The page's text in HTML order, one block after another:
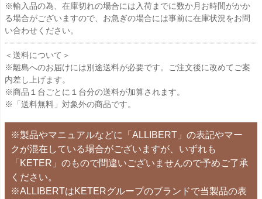
※輸入品の為、在庫切れの場合には入荷までに数か月お時間がかか
る場合がございますので、お急ぎの場合には事前に在庫状況をお問
い合わせください。
＜送料について＞
※離島へのお届けには別途送料が必要です。ご注文後に改めてご案
内差し上げます。
※商品１台ごとに１台分の送料が加算されます。
※「送料無料」対象外の商品です。
※製品やマニュアルなどに「ALLIBERT」の表記やマー
クが混在している場合がございますが、いずれも
「KETER」のもので間違いございませんので予めご了承
ください。
※ALLIBERTはKETERグループのブランドで当製品の表